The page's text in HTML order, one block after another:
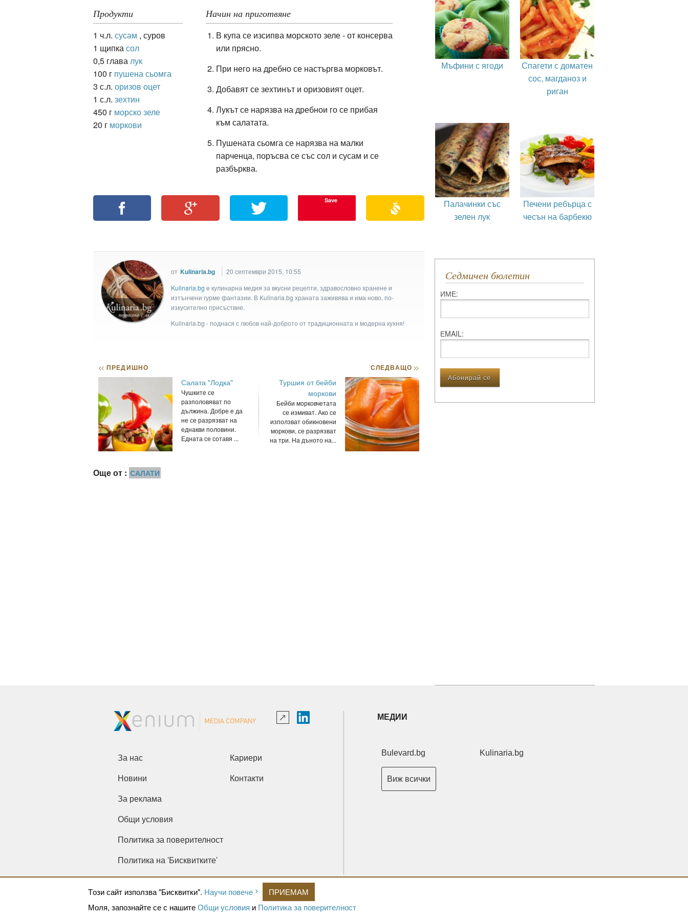
Продукти
1 ч.л. сусам , суров
1 щипкасол
0,5 главалук
100 г пушена сьомга
3 с.л. оризов оцет
1 с.л. зехтин
450 г морско зеле
20 г моркови
Начин на приготвяне
В купа се изсипва морското зеле - от консерва
или прясно.
При него на дребно се настъргва морковът.
Добавят се зехтинът и оризовият оцет.
Лукът се нарязва на дребнои го се прибая
към салатата.
Пушената сьомга се нарязва на малки
парченца, поръсва се със сол и сусам и се
разбърква.
Save
от Kulinaria.bg
20 септември 2015, 10:55
Kulinaria.bg e кулинарна медия за вкусни рецепти, здравословно хранене и
изтънчени гурме фантазии. В Kulinaria.bg храната заживява и има ново, по-
изкусително присъствие.
Kulinaria.bg - поднася с любов най-доброто от традиционната и модерна кухня!
<< ПРЕДИШНО
Салата "Лодка"
Чушките се
разполовяват по
дължина. Добре е да
не се разрязват на
еднакви половини.
Едната се сотавя ...
СЛЕДВАЩО>>
Туршия от бейби
моркови
Бейби морковчетата
се измиват. Ако се
използват обикновени
моркови, се разрязват
на три. На дъното на...
Още от : САЛАТИ
Мъфини с ягоди
Спагети с доматен
сос, магданоз и
риган
Палачинки със
зелен лук
Печени ребърца с
чесън на барбекю
Седмичен бюлетин
ИМЕ:
ЕMAIL:
Tози сайт използва "Бисквитки". Научи повече
ПРИЕМАМ
Моля, запознайте се с нашитеОбщи условия и Политика за поверителност
За нас Кариери
Новини Контакти
За реклама
Общи условия
Политика за поверителност
Политика на 'Бисквитките'
МЕДИИ
Bulevard.bg Kulinaria.bg
Виж всички
Copyright © 2026 Ксениум ООД. Всички права запазени.